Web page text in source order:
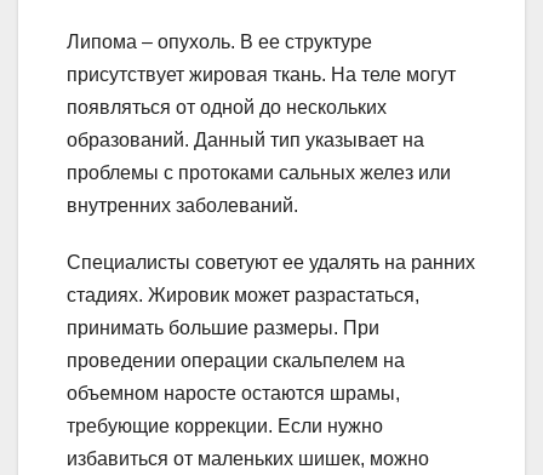
Липома – опухоль. В ее структуре
присутствует жировая ткань. На теле могут
появляться от одной до нескольких
образований. Данный тип указывает на
проблемы с протоками сальных желез или
внутренних заболеваний.
Специалисты советуют ее удалять на ранних
стадиях. Жировик может разрастаться,
принимать большие размеры. При
проведении операции скальпелем на
объемном наросте остаются шрамы,
требующие коррекции. Если нужно
избавиться от маленьких шишек, можно